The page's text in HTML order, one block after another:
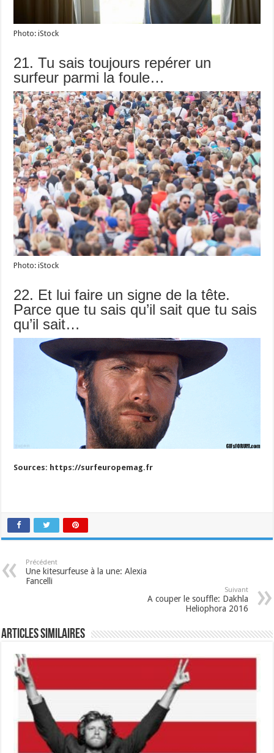
Photo: iStock
21. Tu sais toujours repérer un
surfeur parmi la foule…
Photo: iStock
22. Et lui faire un signe de la tête.
Parce que tu sais qu’il sait que tu sais
qu’il sait…
Sources: https://surfeuropemag.fr
Précédent
Une kitesurfeuse à la une: Alexia
Fancelli
Suivant
A couper le souffle: Dakhla
Heliophora 2016
Articles similaires